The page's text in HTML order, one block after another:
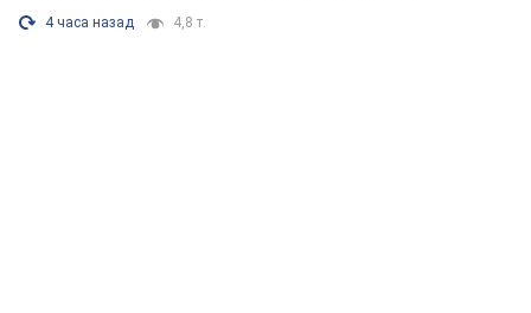
4 часа назад 4,8 т.